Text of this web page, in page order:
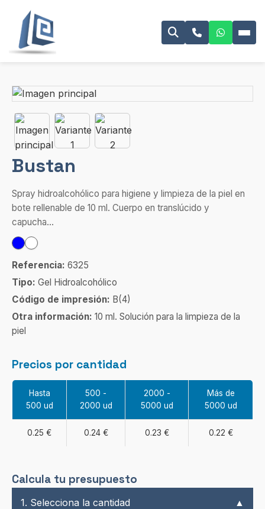
Bustan
Spray hidroalcohólico para higiene y limpieza de la piel en
bote rellenable de 10 ml. Cuerpo en translúcido y
capucha...
Referencia: 6325
Tipo: Gel Hidroalcohólico
Código de impresión: B(4)
Otra información: 10 ml. Solución para la limpieza de la
piel
Precios por cantidad
Hasta
500 ud
500 -
2000 ud
2000 -
5000 ud
Más de
5000 ud
0.25 € 0.24 € 0.23 € 0.22 €
Calcula tu presupuesto
1. Selecciona la cantidad ▲